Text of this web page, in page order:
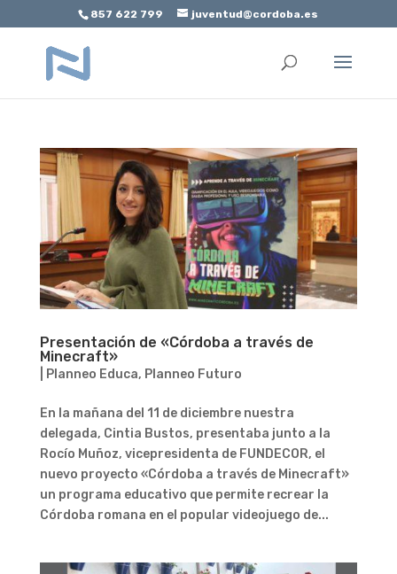
Abrir barra de herramientas
857 622 799 juventud@cordoba.es
Presentación de «Córdoba a través de
Minecraft»
Planneo Educa, Planneo Futuro
En la mañana del 11 de diciembre nuestra
delegada, Cintia Bustos, presentaba junto a la
Rocío Muñoz, vicepresidenta de FUNDECOR, el
nuevo proyecto «Córdoba a través de Minecraft»
un programa educativo que permite recrear la
Córdoba romana en el popular videojuego de...